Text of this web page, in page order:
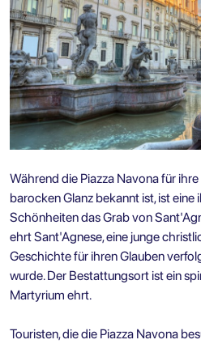
Während die Piazza Navona für
barocken Glanz bekannt ist, ist
Schönheiten das Grab von
ehrt Sant'Agnese, eine junge
Geschichte für ihren Glauben
wurde. Der Bestattungsort ist ein
Martyrium ehrt.
Touristen, die die Piazza Navona